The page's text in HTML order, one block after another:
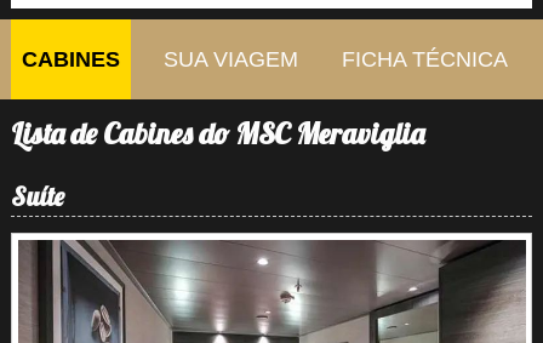
CABINES SUA VIAGEM FICHA TÉCNICA
Lista de Cabines do MSC Meraviglia
Suíte